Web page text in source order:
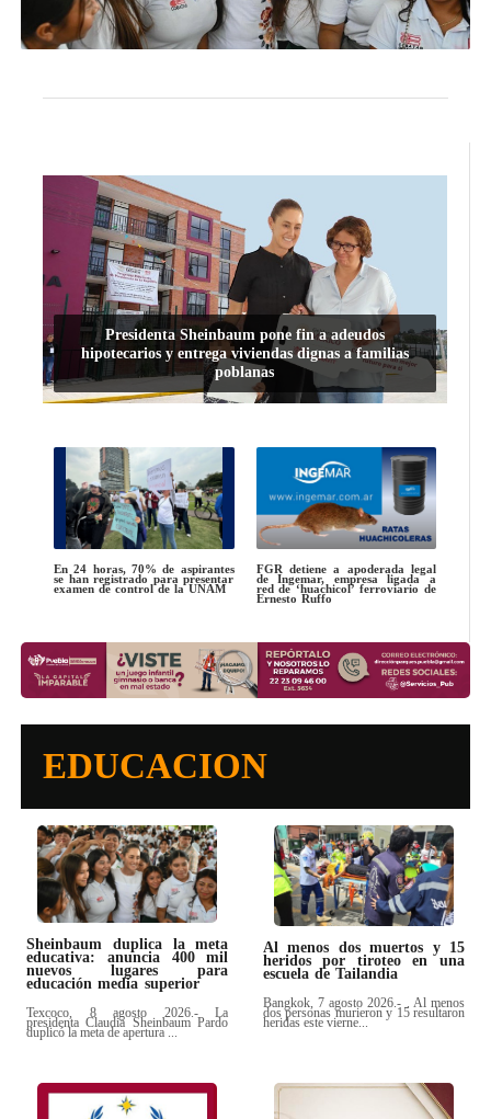
Presidenta Sheinbaum pone fin a adeudos
hipotecarios y entrega viviendas dignas a familias
poblanas
En 24 horas, 70% de aspirantes
se han registrado para presentar
examen de control de la UNAM
FGR detiene a apoderada legal
de Ingemar, empresa ligada a
red de ‘huachicol’ ferroviario de
Ernesto Ruffo
EDUCACION
Sheinbaum duplica la meta
educativa: anuncia 400 mil
nuevos lugares para
educación media superior
Texcoco, 8 agosto 2026.- La
presidenta Claudia Sheinbaum Pardo
duplicó la meta de apertura ...
Al menos dos muertos y 15
heridos por tiroteo en una
escuela de Tailandia
Bangkok, 7 agosto 2026.- . Al menos
dos personas murieron y 15 resultaron
heridas este vierne...